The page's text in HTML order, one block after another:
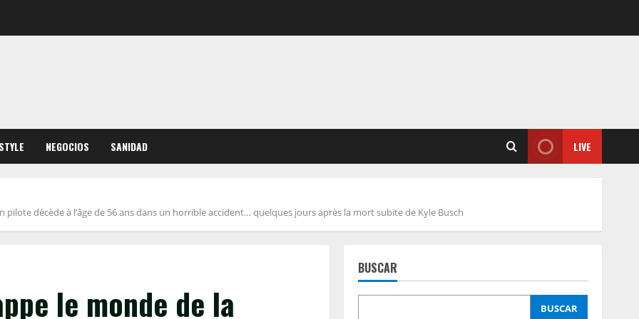
NEGOCIOS SANIDAD LIVE
décède à l’âge de 56 ans dans un horrible accident… quelques jours après la mort subite de Kyle Busch
le monde de la
BUSCAR
BUSCAR